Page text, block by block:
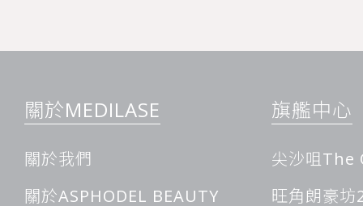
關於MEDILASE
關於我們
關於ASPHODEL BEAUTY
旗艦中心
尖沙咀The
旺角朗豪坊